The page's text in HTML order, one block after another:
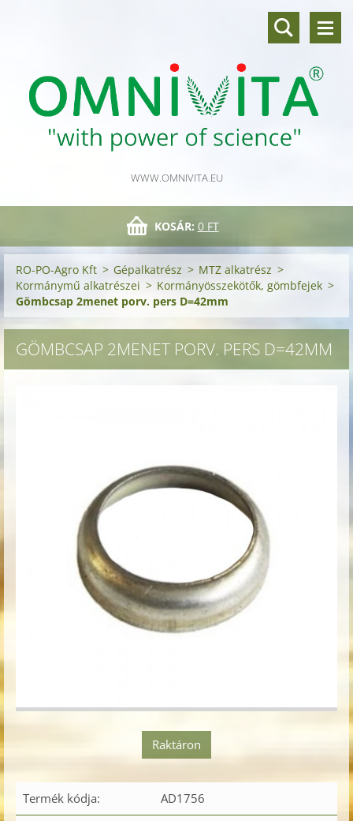
WWW.OMNIVITA.EU
KOSÁR: 0 FT
RO-PO-Agro Kft > Gépalkatrész > MTZ alkatrész >
Kormánymű alkatrészei > Kormányösszekötők, gömbfejek >
Gömbcsap 2menet porv. pers D=42mm
GÖMBCSAP 2MENET PORV. PERS D=42MM
Raktáron
Termék kódja: AD1756